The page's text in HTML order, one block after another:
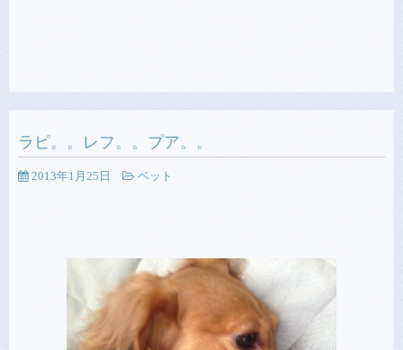
ラピ。。レフ。。プア。。
2013年1月25日 ペット